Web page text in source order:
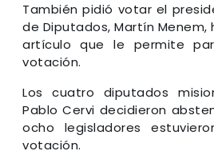
También pidió votar el
de Diputados, Martín Menem,
artículo que le permite
votación.
Los cuatro diputados
Pablo Cervi decidieron
ocho legisladores
votación.